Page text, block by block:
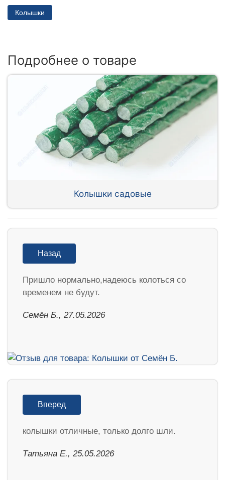
Колышки
Подробнее о товаре
Колышки садовые
Назад
Пришло нормально,надеюсь колоться со
временем не будут.
Семён Б., 27.05.2026
Вперед
колышки отличные, только долго шли.
Татьяна Е., 25.05.2026